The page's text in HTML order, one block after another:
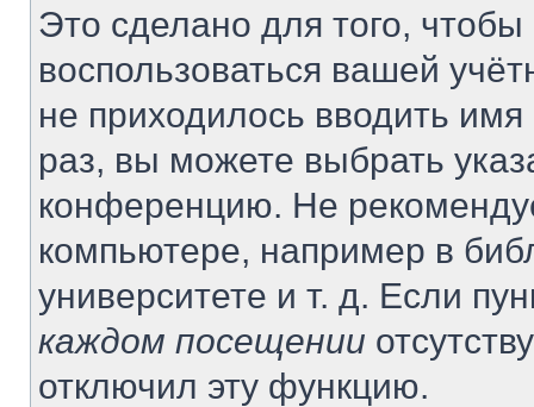
Это сделано для того, чтобы
воспользоваться вашей
не приходилось вводить
раз, вы можете выбрать
конференцию. Не
компьютере, например в
университете и т. д. Если
каждом посещении
отключил эту функцию.